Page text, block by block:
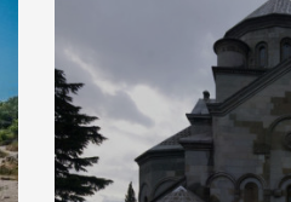
називаються
виробляє відмінне вино і
легке біле і дуже […]